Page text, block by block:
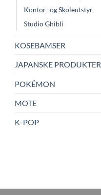
Kontor- og Skoleutstyr
Studio Ghibli
KOSEBAMSER
JAPANSKE PRODUKTER
POKÉMON
MOTE
K-POP